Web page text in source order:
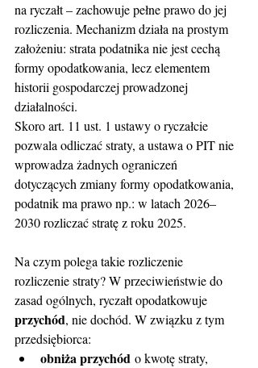
na ryczałt – zachowuje pełne prawo do jej
rozliczenia. Mechanizm działa na prostym
założeniu: strata podatnika nie jest cechą
formy opodatkowania, lecz elementem
historii gospodarczej prowadzonej
działalności.
Skoro art. 11 ust. 1 ustawy o ryczałcie
pozwala odliczać straty, a ustawa o PIT nie
wprowadza żadnych ograniczeń
dotyczących zmiany formy opodatkowania,
podatnik ma prawo np.: w latach 2026–
2030 rozliczać stratę z roku 2025.
Na czym polega takie rozliczenie
rozliczenie straty? W przeciwieństwie do
zasad ogólnych, ryczałt opodatkowuje
przychód, nie dochód. W związku z tym
przedsiębiorca:
obniża przychód o kwotę straty,